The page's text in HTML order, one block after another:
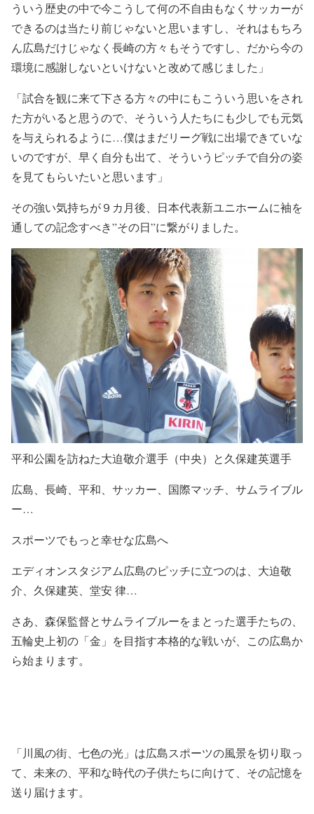
ういう歴史の中で今こうして何の不自由もなくサッカーが
できるのは当たり前じゃないと思いますし、それはもちろ
ん広島だけじゃなく長崎の方々もそうですし、だから今の
環境に感謝しないといけないと改めて感じました」
「試合を観に来て下さる方々の中にもこういう思いをされ
た方がいると思うので、そういう人たちにも少しでも元気
を与えられるように…僕はまだリーグ戦に出場できていな
いのですが、早く自分も出て、そういうピッチで自分の姿
を見てもらいたいと思います」
その強い気持ちが９カ月後、日本代表新ユニホームに袖を
通しての記念すべき”その日”に繋がりました。
平和公園を訪ねた大迫敬介選手（中央）と久保建英選手
広島、長崎、平和、サッカー、国際マッチ、サムライブル
ー…
スポーツでもっと幸せな広島へ
エディオンスタジアム広島のピッチに立つのは、大迫敬
介、久保建英、堂安 律…
さあ、森保監督とサムライブルーをまとった選手たちの、
五輪史上初の「金」を目指す本格的な戦いが、この広島か
ら始まります。
「川風の街、七色の光」は広島スポーツの風景を切り取っ
て、未来の、平和な時代の子供たちに向けて、その記憶を
送り届けます。